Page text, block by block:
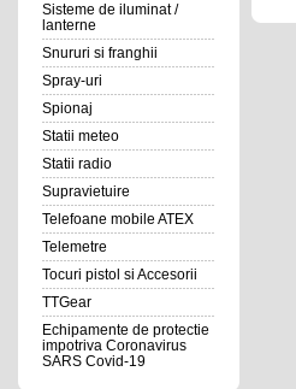
Sisteme de iluminat /
lanterne
Snururi si franghii
Spray-uri
Spionaj
Statii meteo
Statii radio
Supravietuire
Telefoane mobile ATEX
Telemetre
Tocuri pistol si Accesorii
TTGear
Echipamente de protectie
impotriva Coronavirus
SARS Covid-19